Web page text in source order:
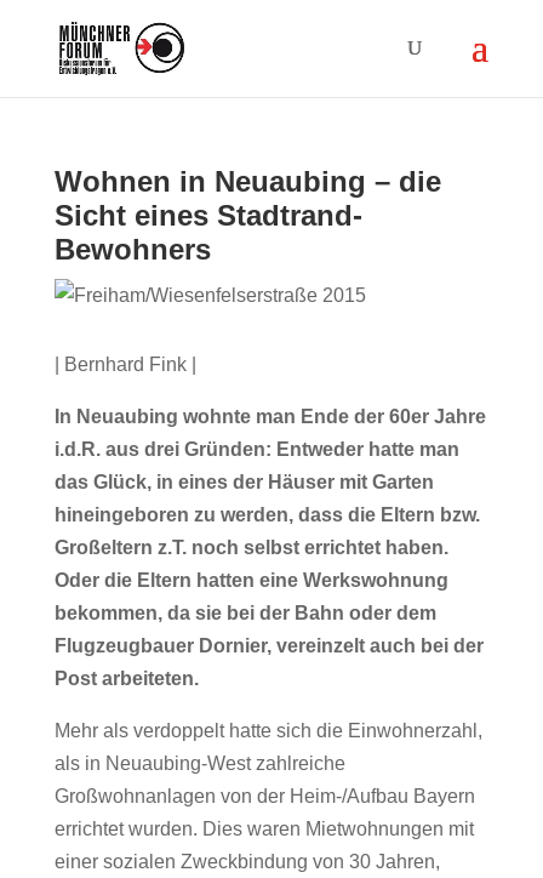
Wohnen in Neuaubing – die
Sicht eines Stadtrand-
Bewohners
| Bernhard Fink |
In Neuaubing wohnte man Ende der 60er Jahre
i.d.R. aus drei Gründen: Entweder hatte man
das Glück, in eines der Häuser mit Garten
hineingeboren zu werden, dass die Eltern bzw.
Großeltern z.T. noch selbst errichtet haben.
Oder die Eltern hatten eine Werkswohnung
bekommen, da sie bei der Bahn oder dem
Flugzeugbauer Dornier, vereinzelt auch bei der
Post arbeiteten.
Mehr als verdoppelt hatte sich die Einwohnerzahl,
als in Neuaubing-West zahlreiche
Großwohnanlagen von der Heim-/Aufbau Bayern
errichtet wurden. Dies waren Mietwohnungen mit
einer sozialen Zweckbindung von 30 Jahren,